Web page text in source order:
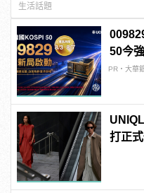
生活話題
50今
PR・大華
打正